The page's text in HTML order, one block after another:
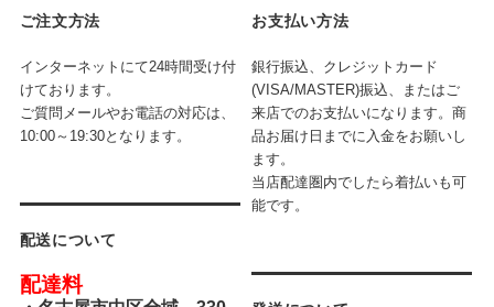
ご注文方法
インターネットにて24時間受け付
けております。
ご質問メールやお電話の対応は、
10:00～19:30となります。
配送について
配達料
お支払い方法
銀行振込、クレジットカード
(VISA/MASTER)振込、またはご
来店でのお支払いになります。商
品お届け日までに入金をお願いし
ます。
当店配達圏内でしたら着払いも可
能です。